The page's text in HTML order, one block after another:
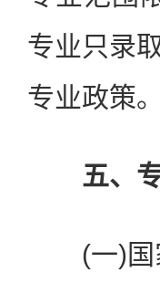
专业只录
专业政策。
五、
(一)国